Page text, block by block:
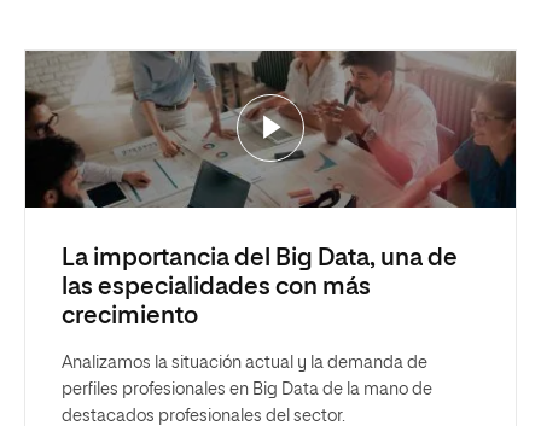
La importancia del Big Data, una de
las especialidades con más
crecimiento
Analizamos la situación actual y la demanda de
perfiles profesionales en Big Data de la mano de
destacados profesionales del sector.